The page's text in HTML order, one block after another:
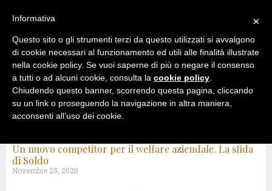
Un nuovo competitor per il welfare aziendale. La sfida
di Soldo
Novembre 25, 2020
×
Informativa
Questo sito o gli strumenti terzi da questo utilizzati si avvalgono
di cookie necessari al funzionamento ed utili alle finalità illustrate
nella cookie policy. Se vuoi saperne di più o negare il consenso
a tutti o ad alcuni cookie, consulta la cookie policy.
Chiudendo questo banner, scorrendo questa pagina, cliccando
su un link o proseguendo la navigazione in altra maniera,
acconsenti all’uso dei cookie.